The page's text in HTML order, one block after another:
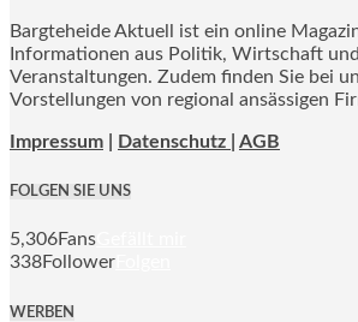
Bargteheide Aktuell ist ein online
Informationen aus Politik, Wirtschaft
Veranstaltungen. Zudem finden Sie bei
Vorstellungen von regional ansässigen
Impressum Datenschutz | AGB
FOLGEN SIE UNS
5,306Fans
338Follower
WERBEN